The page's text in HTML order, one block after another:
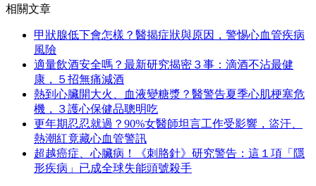
相關文章
甲狀腺低下會怎樣？醫揭症狀與原因，警惕心血管疾病
風險
適量飲酒安全嗎？最新研究揭密３事：滴酒不沾最健
康，５招無痛減酒
熱到心臟開大火、血液變糖漿？醫警告夏季心肌梗塞危
機，３護心保健品聰明吃
更年期忍忍就過？90%女醫師坦言工作受影響，盜汗、
熱潮紅竟藏心血管警訊
超越癌症、心臟病！《刺胳針》研究警告：這１項「隱
形疾病」已成全球失能頭號殺手